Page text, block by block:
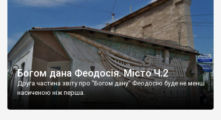
Богом дана Феодосія. Місто Ч.2
Друга частина звіту про "Богом дану" Феодосію буде не менш
насиченою ніж перша.